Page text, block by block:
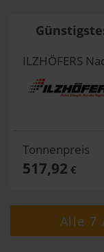
ILZHÖFERS
Tonnenpreis
517,92 €
Alle 7